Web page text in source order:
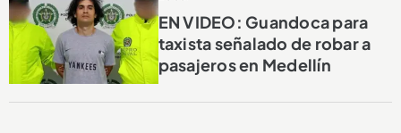
EN VIDEO: Guandoca para
taxista señalado de robar a
pasajeros en Medellín